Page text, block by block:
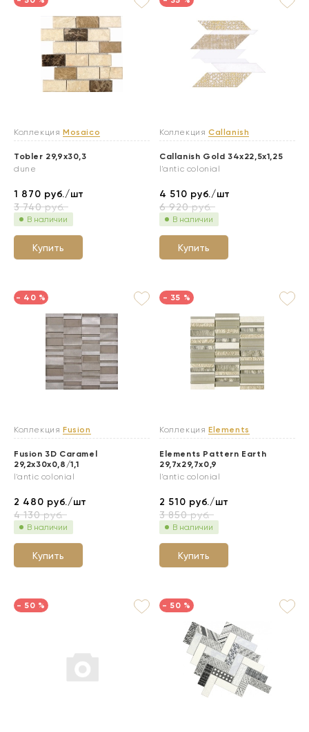
Коллекция Mosaico
Tobler 29,9x30,3
dune
1 870 руб./шт
3 740руб.
В наличии
Купить
Коллекция Callanish
Callanish Gold 34x22,5x1,25
l'antic colonial
4 510 руб./шт
6 920руб.
В наличии
Купить
- 40 %
Коллекция Fusion
Fusion 3D Caramel
29,2x30x0,8/1,1
l'antic colonial
2 480 руб./шт
4 130руб.
В наличии
Купить
- 35 %
Коллекция Elements
Elements Pattern Earth
29,7x29,7x0,9
l'antic colonial
2 510 руб./шт
3 850руб.
В наличии
Купить
- 50 % - 50 %